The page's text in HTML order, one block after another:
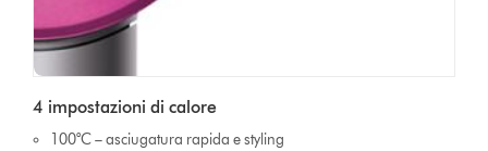
4 impostazioni di calore
100°C – asciugatura rapida e styling